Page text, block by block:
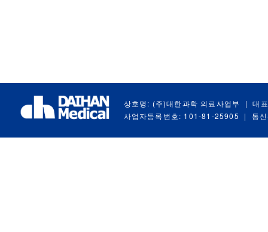
상호명: (주)대한과학 의료사업부 |
대
사업자등록번호: 101-81-25905
| 통